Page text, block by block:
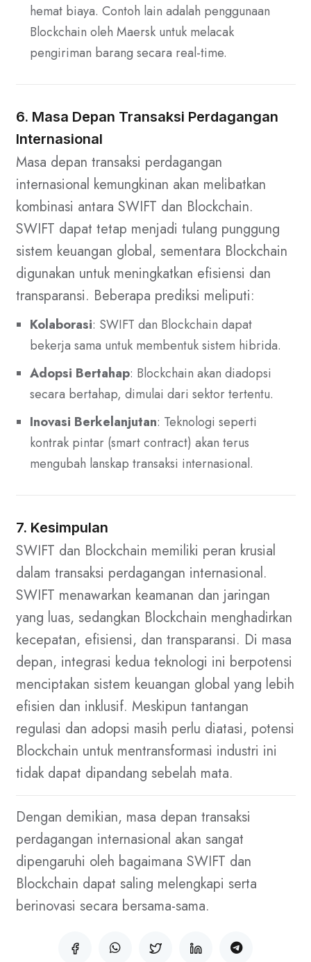
hemat biaya. Contoh lain adalah penggunaan
Blockchain oleh Maersk untuk melacak
pengiriman barang secara real-time.
6. Masa Depan Transaksi Perdagangan
Internasional
Masa depan transaksi perdagangan
internasional kemungkinan akan melibatkan
kombinasi antara SWIFT dan Blockchain.
SWIFT dapat tetap menjadi tulang punggung
sistem keuangan global, sementara Blockchain
digunakan untuk meningkatkan efisiensi dan
transparansi. Beberapa prediksi meliputi:
Kolaborasi: SWIFT dan Blockchain dapat
bekerja sama untuk membentuk sistem hibrida.
Adopsi Bertahap: Blockchain akan diadopsi
secara bertahap, dimulai dari sektor tertentu.
Inovasi Berkelanjutan: Teknologi seperti
kontrak pintar (smart contract) akan terus
mengubah lanskap transaksi internasional.
7. Kesimpulan
SWIFT dan Blockchain memiliki peran krusial
dalam transaksi perdagangan internasional.
SWIFT menawarkan keamanan dan jaringan
yang luas, sedangkan Blockchain menghadirkan
kecepatan, efisiensi, dan transparansi. Di masa
depan, integrasi kedua teknologi ini berpotensi
menciptakan sistem keuangan global yang lebih
efisien dan inklusif. Meskipun tantangan
regulasi dan adopsi masih perlu diatasi, potensi
Blockchain untuk mentransformasi industri ini
tidak dapat dipandang sebelah mata.
Dengan demikian, masa depan transaksi
perdagangan internasional akan sangat
dipengaruhi oleh bagaimana SWIFT dan
Blockchain dapat saling melengkapi serta
berinovasi secara bersama-sama.